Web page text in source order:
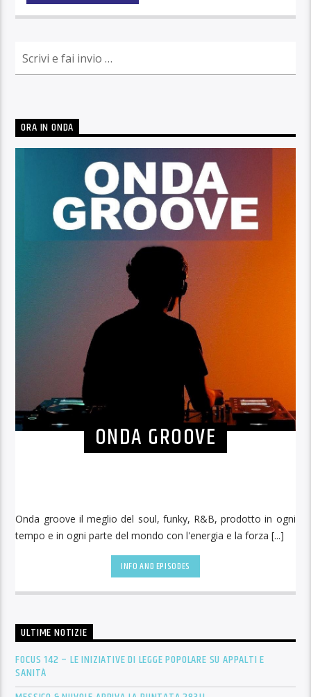
ORA IN ONDA
ONDA GROOVE
Onda groove il meglio del soul, funky, R&B, prodotto in ogni
tempo e in ogni parte del mondo con l'energia e la forza [...]
INFO AND EPISODES
ULTIME NOTIZIE
FOCUS 142 – LE INIZIATIVE DI LEGGE POPOLARE SU APPALTI E
SANITÀ